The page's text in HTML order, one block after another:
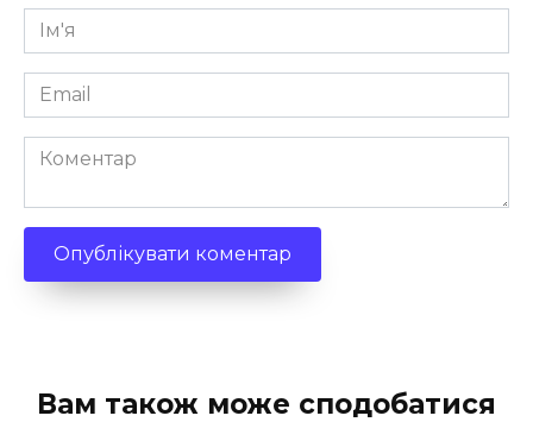
Ім'я
*
Email
*
Коментар
Вам також може сподобатися